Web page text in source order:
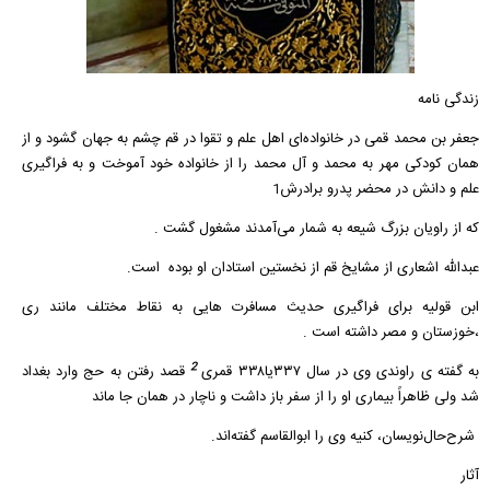
زندگی نامه
جعفر بن محمد قمی در خانواده‌ای اهل علم و تقوا در قم چشم به جهان گشود و از
همان کودکی مهر به محمد و آل محمد را از خانواده خود آموخت و به فراگیری
علم و دانش در محضر پدرو برادرش1
که از راویان بزرگ شیعه به شمار می‌آمدند مشغول گشت .
عبدالله اشعاری از مشایخ قم از نخستین استادان او بوده است.
ابن قولیه برای فراگیری حدیث مسافرت هایی به نقاط مختلف مانند ری
،خوزستان و مصر داشته است .
به گفته ی راوندی وی در سال ۳۳۷یا۳۳۸ قمری
2 قصد رفتن به حج وارد بغداد
شد ولی ظاهراً بیماری او را از سفر باز داشت و ناچار در همان جا ماند
شرح‌حال‌نویسان، کنیه وی را ابوالقاسم گفته‌اند.
آثار